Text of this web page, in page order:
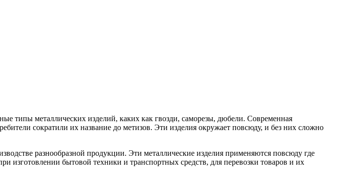
типы металлических изделий, каких как гвозди, саморезы, дюбели. Современная
сократили их название до метизов. Эти изделия окружает повсюду, и без них сложно
разнообразной продукции. Эти металлические изделия применяются повсюду где
изготовлении бытовой техники и транспортных средств, для перевозки товаров и их